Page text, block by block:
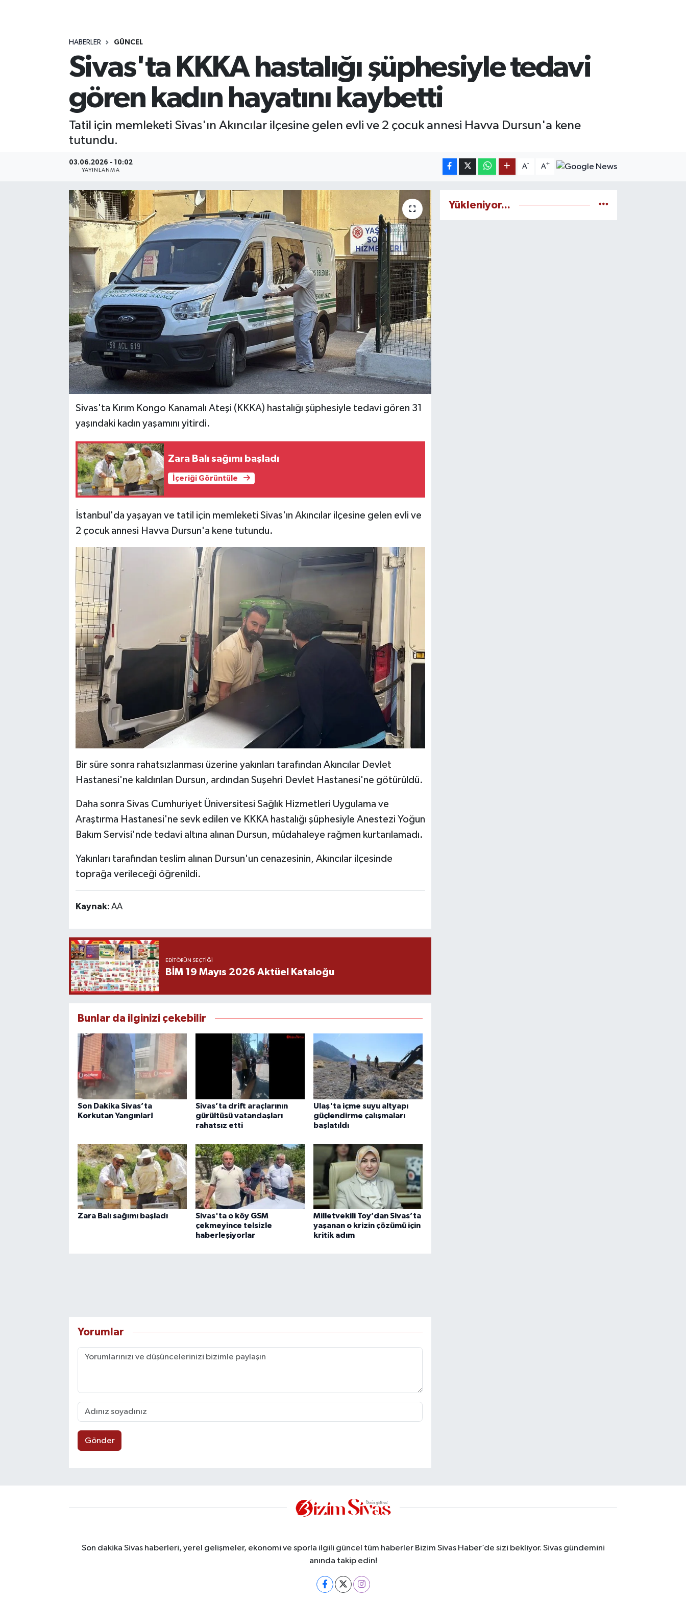
HABERLER GÜNCEL
Sivas'ta KKKA hastalığı şüphesiyle tedavi
gören kadın hayatını kaybetti
Tatil için memleketi Sivas'ın Akıncılar ilçesine gelen evli ve 2 çocuk annesi Havva Dursun'a kene
tutundu.
03.06.2026 - 10:02
YAYINLANMA
A- A+
Sivas'ta Kırım Kongo Kanamalı Ateşi (KKKA) hastalığı şüphesiyle tedavi gören 31
yaşındaki kadın yaşamını yitirdi.
Zara Balı sağımı başladı
İçeriği Görüntüle
İstanbul'da yaşayan ve tatil için memleketi Sivas'ın Akıncılar ilçesine gelen evli ve
2 çocuk annesi Havva Dursun'a kene tutundu.
Bir süre sonra rahatsızlanması üzerine yakınları tarafından Akıncılar Devlet
Hastanesi'ne kaldırılan Dursun, ardından Suşehri Devlet Hastanesi'ne götürüldü.
Daha sonra Sivas Cumhuriyet Üniversitesi Sağlık Hizmetleri Uygulama ve
Araştırma Hastanesi'ne sevk edilen ve KKKA hastalığı şüphesiyle Anestezi Yoğun
Bakım Servisi'nde tedavi altına alınan Dursun, müdahaleye rağmen kurtarılamadı.
Yakınları tarafından teslim alınan Dursun'un cenazesinin, Akıncılar ilçesinde
toprağa verileceği öğrenildi.
Kaynak: AA
EDITÖRÜN SEÇTIĞI
BİM 19 Mayıs 2026 Aktüel Kataloğu
Bunlar da ilginizi çekebilir
Son Dakika Sivas’ta
Korkutan Yangınlar!
Sivas’ta drift araçlarının
gürültüsü vatandaşları
rahatsız etti
Ulaş'ta içme suyu altyapı
güçlendirme çalışmaları
başlatıldı
Zara Balı sağımı başladı
Sivas'ta o köy GSM
çekmeyince telsizle
haberleşiyorlar
Milletvekili Toy’dan Sivas’ta
yaşanan o krizin çözümü için
kritik adım
Yorumlar
Gönder
Yükleniyor...
Son dakika Sivas haberleri, yerel gelişmeler, ekonomi ve sporla ilgili güncel tüm haberler Bizim Sivas Haber’de sizi bekliyor. Sivas gündemini
anında takip edin!
ÖZEL HABER
RESMİ İLANLAR
SPONSORLU YAZI
TEKNOLOJİ